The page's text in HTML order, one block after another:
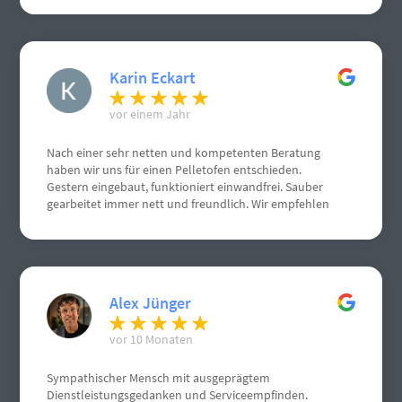
Karin Eckart
vor einem Jahr
Nach einer sehr netten und kompetenten Beratung
haben wir uns für einen Pelletofen entschieden.
Gestern eingebaut, funktioniert einwandfrei. Sauber
gearbeitet immer nett und freundlich. Wir empfehlen
Geschäfte. Grüße aus Gau Algesheim
Alex Jünger
vor 10 Monaten
Sympathischer Mensch mit ausgeprägtem
Dienstleistungsgedanken und Serviceempfinden.